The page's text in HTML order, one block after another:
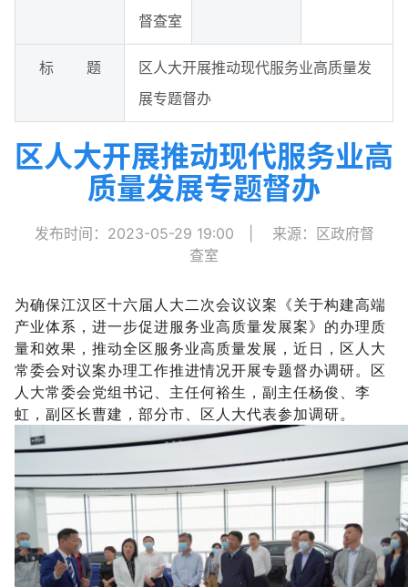
督查室
标 题
区人大开展推动现代服务业高质量发
展专题督办
区人大开展推动现代服务业高
质量发展专题督办
发布时间：2023-05-29 19:00
来源：区政府督
查室
为确保江汉区十六届人大二次会议议案《关于构建高端
产业体系，进一步促进服务业高质量发展案》的办理质
量和效果，推动全区服务业高质量发展，近日，区人大
常委会对议案办理工作推进情况开展专题督办调研。区
人大常委会党组书记、主任何裕生，副主任杨俊、李
虹，副区长曹建，部分市、区人大代表参加调研。